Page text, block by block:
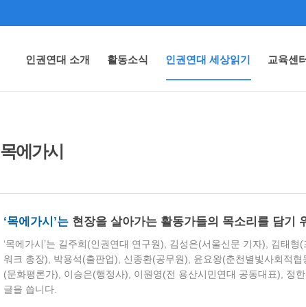
인권연대 소개 활동소식 인권연대 세상읽기 교육센
목에가시
‘목에가시’는 현장을 살아가는 활동가들의 목소리를 담기
‘목에가시’는 길주희(인권연대 연구원), 김성은(서울신문 기자), 김태
워크 총장), 박용석(출판업), 신종환(공무원), 윤요왕(춘천별빛사회적
(문화평론가), 이승은(행정사), 이원영(전 용산시민연대 공동대표), 정
글을 씁니다.